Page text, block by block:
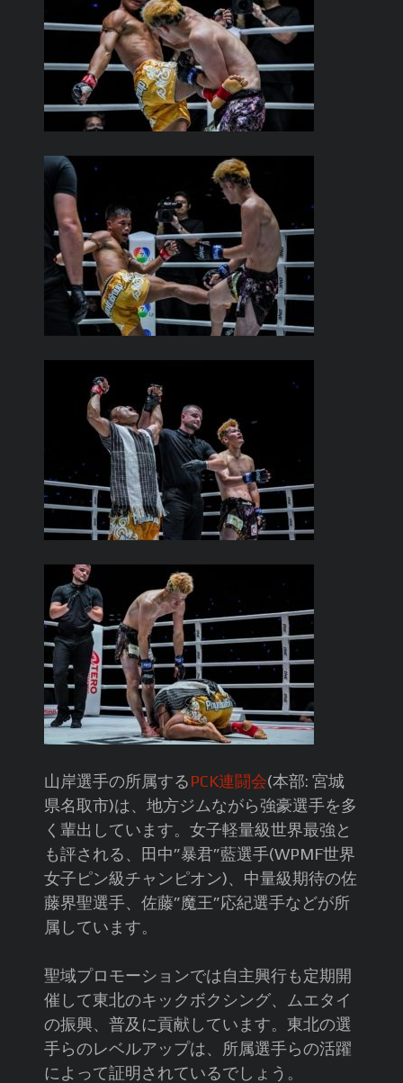
山岸選手の所属するPCK連闘会(本部: 宮城
県名取市)は、地方ジムながら強豪選手を多
く輩出しています。女子軽量級世界最強と
も評される、田中”暴君”藍選手(WPMF世界
女子ピン級チャンピオン)、中量級期待の佐
藤界聖選手、佐藤”魔王”応紀選手などが所
属しています。
聖域プロモーションでは自主興行も定期開
催して東北のキックボクシング、ムエタイ
の振興、普及に貢献しています。東北の選
手らのレベルアップは、所属選手らの活躍
によって証明されているでしょう。